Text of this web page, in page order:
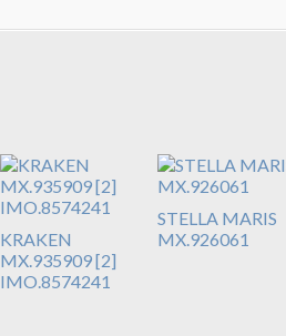
KRAKEN
MX.935909 [2]
IMO.8574241
STELLA MARIS
MX.926061